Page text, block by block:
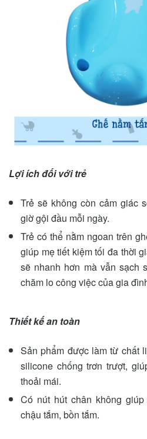
Lợi ích đối với trẻ
Trẻ sẽ không còn cảm giác
giờ gội đầu mỗi ngày.
Trẻ có thể nằm ngoan trên
giúp mẹ tiết kiệm tối đa thời
sẽ nhanh hơn mà vẫn sạch
chăm lo công việc của gia
Thiết kế an toàn
Sản phẩm được làm từ chất
silicone chống trơn trượt,
thoải mái.
Có nút hút chân không
chậu tắm, bồn tắm.